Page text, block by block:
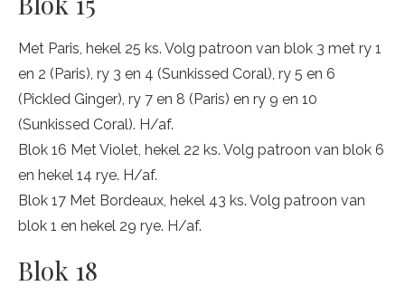
Met Paris, hekel 25 ks. Volg patroon van blok 3 met ry 1
en 2 (Paris), ry 3 en 4 (Sunkissed Coral), ry 5 en 6
(Pickled Ginger), ry 7 en 8 (Paris) en ry 9 en 10
(Sunkissed Coral). H/af.
Blok 16 Met Violet, hekel 22 ks. Volg patroon van blok 6
en hekel 14 rye. H/af.
Blok 17 Met Bordeaux, hekel 43 ks. Volg patroon van
blok 1 en hekel 29 rye. H/af.
Blok 18